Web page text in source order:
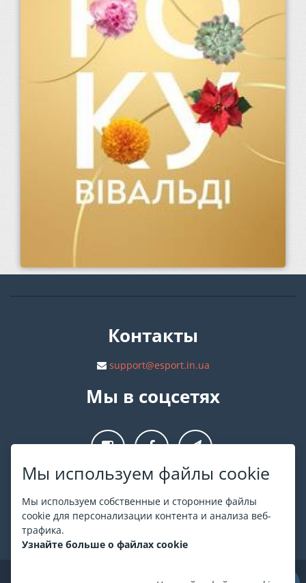
Мы используем файлы cookie
Мы используем собственные и сторонние файлы
cookie для персонализации контента и анализа веб-
трафика.
Узнайте больше о файлах cookie
Контакты
support@esport.in.ua
Мы в соцсетях
О ESPORT.in.ua
На ESPORT.in.ua представлена афиша Киева и других
городов Украины. Все билеты продаются официально. Мы
работаем непосредственно с кассами.